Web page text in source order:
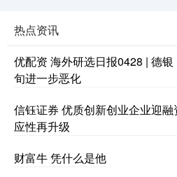
热点资讯
优配资 海外研选日报0428 | 德
旬进一步恶化
信钰证券 优质创新创业企业迎
应性再升级
财富牛 凭什么是他